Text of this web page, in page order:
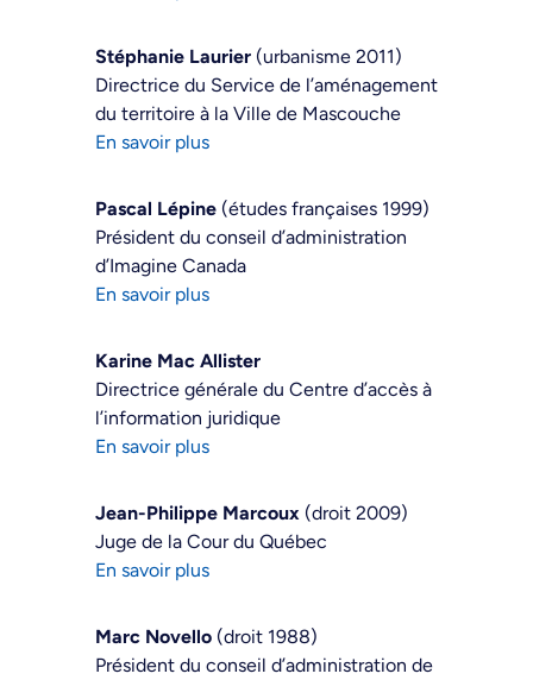
Stéphanie Laurier (urbanisme 2011)
Directrice du Service de l’aménagement
du territoire à la Ville de Mascouche
En savoir plus
Pascal Lépine (études françaises 1999)
Président du conseil d’administration
d’Imagine Canada
En savoir plus
Karine Mac Allister
Directrice générale du Centre d’accès à
l’information juridique
En savoir plus
Jean-Philippe Marcoux (droit 2009)
Juge de la Cour du Québec
En savoir plus
Marc Novello (droit 1988)
Président du conseil d’administration de